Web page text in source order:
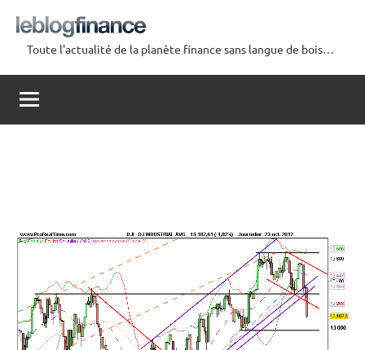
contenu
Le
Blog
Finance
Toute l'actualité de la planète finance sans langue de bois…